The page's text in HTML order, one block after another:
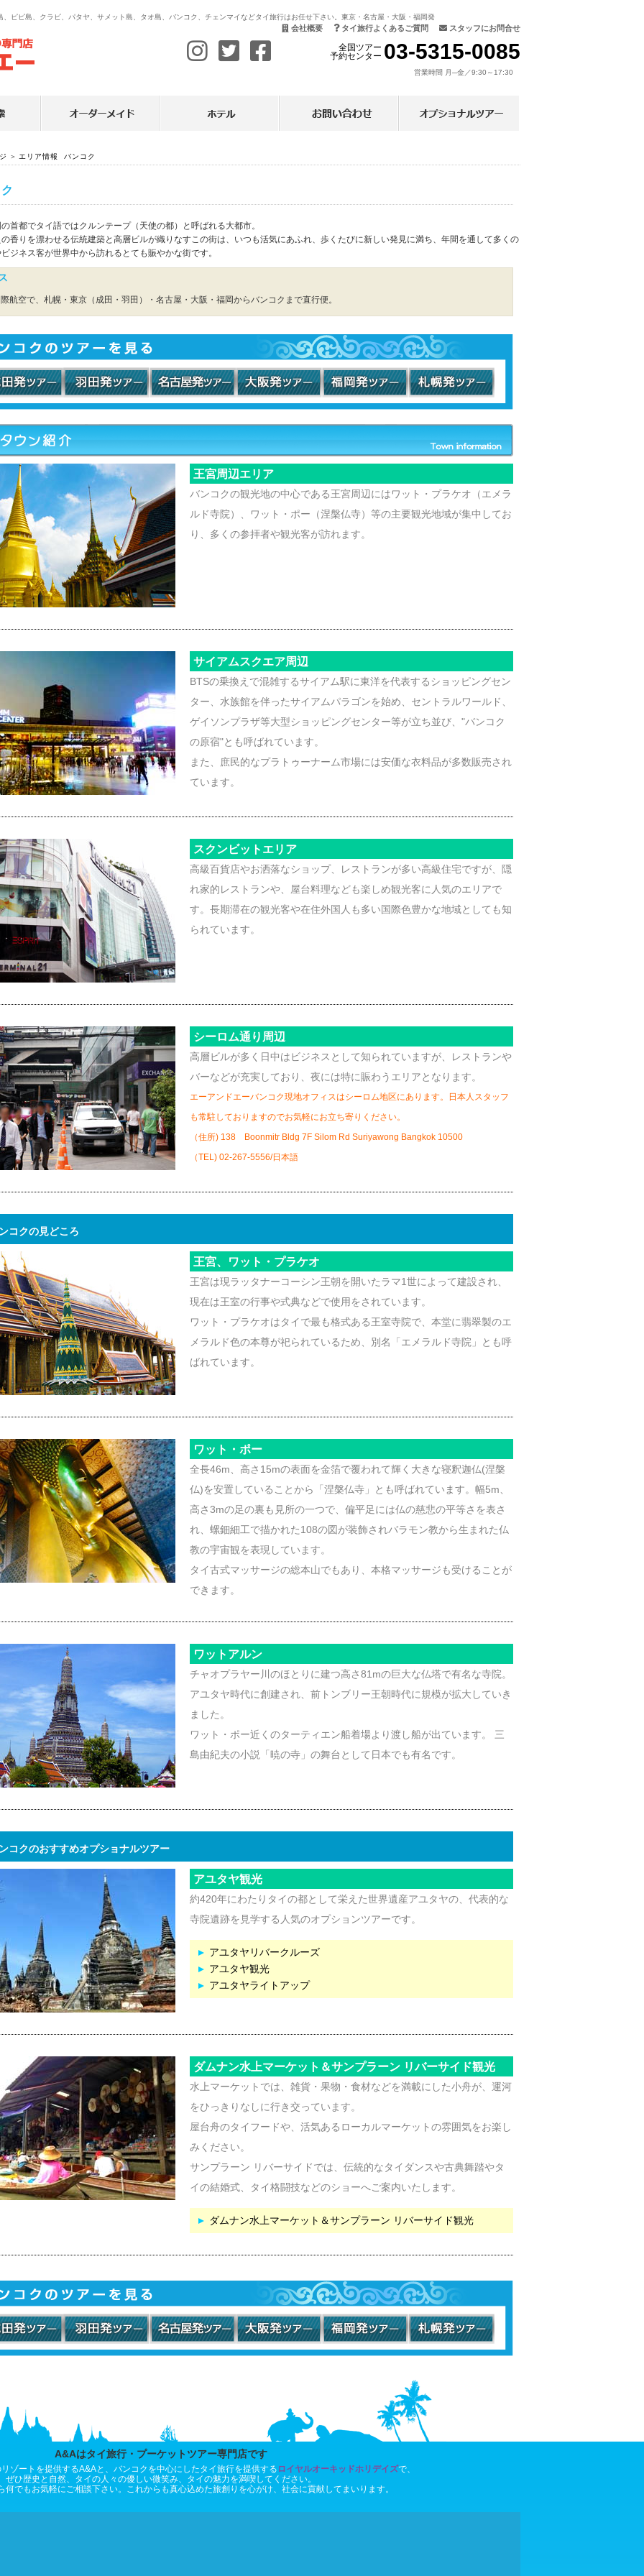
ピピ島、クラビ、パタヤ、サメット島、タオ島、バンコク、チェンマイなどタイ旅行はお任せ下さい。東京・名古屋・大阪・福岡発
会社概要 タイ旅行よくあるご質問 スタッフにお問合せ
全国ツアー
予約センター 03-5315-0085
営業時間 月─金／9:30～17:30
＞ エリア情報 バンコク
首都でタイ語ではクルンテープ（天使の都）と呼ばれる大都市。
香りを漂わせる伝統建築と高層ビルが織りなすこの街は、いつも活気にあふれ、歩くたびに新しい発見に満ち、年間を通して多くの
ジネス客が世界中から訪れるとても賑やかな街です。
航空で、札幌・東京（成田・羽田）・名古屋・大阪・福岡からバンコクまで直行便。
王宮周辺エリア
バンコクの観光地の中心である王宮周辺にはワット・プラケオ（エメラ
ルド寺院）、ワット・ポー（涅槃仏寺）等の主要観光地域が集中してお
り、多くの参拝者や観光客が訪れます。
サイアムスクエア周辺
BTSの乗換えで混雑するサイアム駅に東洋を代表するショッピングセン
ター、水族館を伴ったサイアムパラゴンを始め、セントラルワールド、
ゲイソンプラザ等大型ショッピングセンター等が立ち並び、"バンコク
の原宿"とも呼ばれています。
また、庶民的なプラトゥーナーム市場には安価な衣料品が多数販売され
ています。
スクンビットエリア
高級百貨店やお洒落なショップ、レストランが多い高級住宅ですが、隠
れ家的レストランや、屋台料理なども楽しめ観光客に人気のエリアで
す。長期滞在の観光客や在住外国人も多い国際色豊かな地域としても知
られています。
シーロム通り周辺
高層ビルが多く日中はビジネスとして知られていますが、レストランや
バーなどが充実しており、夜には特に賑わうエリアとなります。
エーアンドエーバンコク現地オフィスはシーロム地区にあります。日本人スタッフ
も常駐しておりますのでお気軽にお立ち寄りください。
（住所) 138 Boonmitr Bldg 7F Silom Rd Suriyawong Bangkok 10500
（TEL) 02-267-5556/日本語
コクの見どころ
王宮、ワット・プラケオ
王宮は現ラッタナーコーシン王朝を開いたラマ1世によって建設され、
現在は王室の行事や式典などで使用をされています。
ワット・プラケオはタイで最も格式ある王室寺院で、本堂に翡翠製のエ
メラルド色の本尊が祀られているため、別名「エメラルド寺院」とも呼
ばれています。
ワット・ポー
全長46m、高さ15mの表面を金箔で覆われて輝く大きな寝釈迦仏(涅槃
仏)を安置していることから「涅槃仏寺」とも呼ばれています。幅5m、
高さ3mの足の裏も見所の一つで、偏平足には仏の慈悲の平等さを表さ
れ、螺鈿細工で描かれた108の図が装飾されバラモン教から生まれた仏
教の宇宙観を表現しています。
タイ古式マッサージの総本山でもあり、本格マッサージも受けることが
できます。
ワットアルン
チャオプラヤー川のほとりに建つ高さ81mの巨大な仏塔で有名な寺院。
アユタヤ時代に創建され、前トンブリー王朝時代に規模が拡大していき
ました。
ワット・ポー近くのターティエン船着場より渡し船が出ています。 三
島由紀夫の小説「暁の寺」の舞台として日本でも有名です。
コクのおすすめオプショナルツアー
アユタヤ観光
約420年にわたりタイの都として栄えた世界遺産アユタヤの、代表的な
寺院遺跡を見学する人気のオプションツアーです。
アユタヤリバークルーズ
アユタヤ観光
アユタヤライトアップ
ダムナン水上マーケット＆サンプラーン リバーサイド観光
水上マーケットでは、雑貨・果物・食材などを満載にした小舟が、運河
をひっきりなしに行き交っています。
屋台舟のタイフードや、活気あるローカルマーケットの雰囲気をお楽し
みください。
サンプラーン リバーサイドでは、伝統的なタイダンスや古典舞踏やタ
イの結婚式、タイ格闘技などのショーへご案内いたします。
ダムナン水上マーケット＆サンプラーン リバーサイド観光
A&Aはタイ旅行・プーケットツアー専門店です
ゾートを提供するA&Aと、バンコクを中心にしたタイ旅行を提供する ロイヤルオーキッドホリデイズで、
ぜひ歴史と自然、タイの人々の優しい微笑み、タイの魅力を満喫してください。
何でもお気軽にご相談下さい。これからも真心込めた旅創りを心がけ、社会に貢献してまいります。